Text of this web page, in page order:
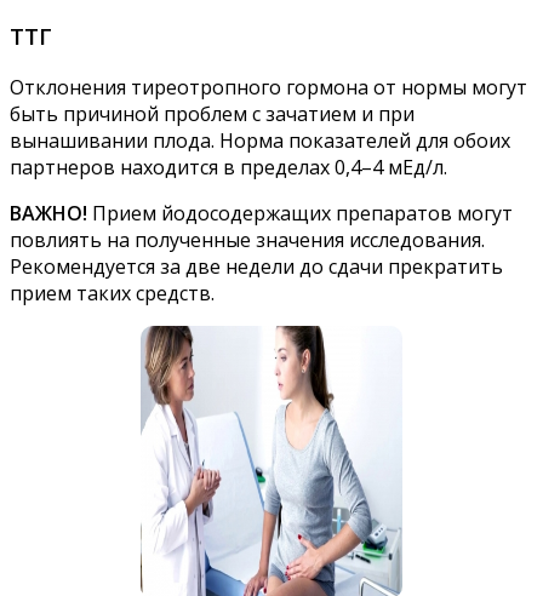
ТТГ
Отклонения тиреотропного гормона от нормы могут
быть причиной проблем с зачатием и при
вынашивании плода. Норма показателей для обоих
партнеров находится в пределах 0,4–4 мЕд/л.
ВАЖНО! Прием йодосодержащих препаратов могут
повлиять на полученные значения исследования.
Рекомендуется за две недели до сдачи прекратить
прием таких средств.